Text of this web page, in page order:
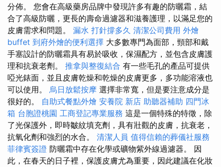
分佈。 您會在高級藥房品牌中發現許多有趣的防曬霜，結
合了高級防曬，更長的壽命過濾器和滋養護理，以滿足您的
皮膚需求和問題。 漏水 打針撐多久 清潔公司費用 外燴
buffet 到府外燴的便利選擇 大多數專門為面部，頸部和戴
手塞設計的防曬霜具有易於吸收，保濕配方，並包含皮膚護
理和抗衰老劑。 推拿與整復結合 有一些毛孔的產品可提供
啞光錶面，並且皮膚乾燥和乾燥的皮膚更多，多功能溶液也
可以使用。 烏日放鬆按摩 選擇非常寬，但是要注意成分是
很好的。 自助式餐點外燴 安養院 新店 助聽器補助 四門冰
箱 台胞證桃園 工商登記專業服務 這是一個特殊的特徵，除
了光保護外，即時皺紋填充劑，具有壯觀的皮膚，抗衰老，
抗氧化劑和強烈的水合。 清潔人員 值得信賴的葬儀社服務
菲律賓簽證 防曬霜中存在化學或礦物紫外線過濾器。 因
此，在春天的日子裡，保護皮膚尤為重要，因此建議在化妝